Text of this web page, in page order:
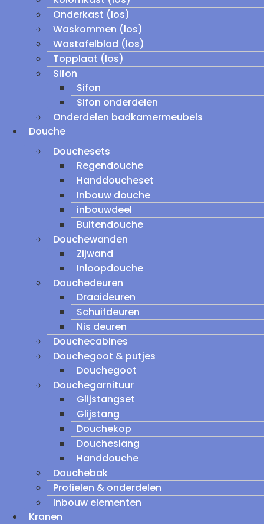
Onderkast (los)
Waskommen (los)
Wastafelblad (los)
Topplaat (los)
Sifon
Sifon
Sifon onderdelen
Onderdelen badkamermeubels
Douche
Douchesets
Regendouche
Handdoucheset
Inbouw douche
inbouwdeel
Buitendouche
Douchewanden
Zijwand
Inloopdouche
Douchedeuren
Draaideuren
Schuifdeuren
Nis deuren
Douchecabines
Douchegoot & putjes
Douchegoot
Douchegarnituur
Glijstangset
Glijstang
Douchekop
Doucheslang
Handdouche
Douchebak
Profielen & onderdelen
Inbouw elementen
Kranen